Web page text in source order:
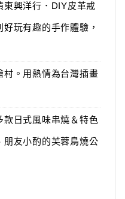
東興洋行．DIY皮革戒
玩有趣的手作體驗，
村。用熱情為台灣插畫
款日式風味串燒＆特色
朋友小酌的芙蓉鳥燒公